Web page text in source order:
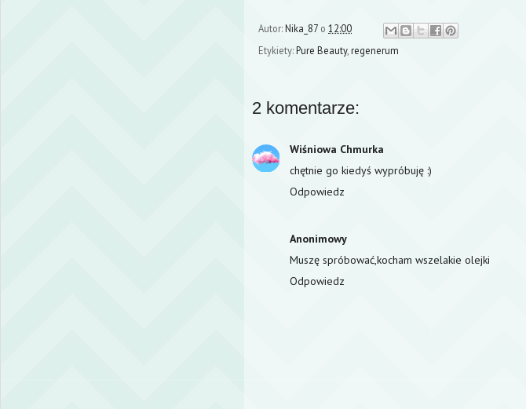
Autor:Nika_87 o 12:00
Etykiety:Pure Beauty, regenerum
2 komentarze:
Wiśniowa Chmurka
chętnie go kiedyś wypróbuję :)
Odpowiedz
Anonimowy
Muszę spróbować,kocham wszelakie olejki
Odpowiedz